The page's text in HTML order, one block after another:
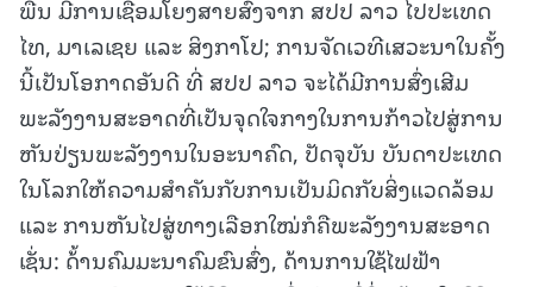
ພື້ນ ມີການເຊື່ອມໂຍງສາຍສົ່ງຈາກ ສປປ ລາວ ໄປປະເທດ
ໄທ, ມາເລເຊຍ ແລະ ສິງກາໂປ; ການຈັດເວທີເສວະນາໃນຄັ້ງ
ນີ້ເປັນໂອກາດອັນດີ ທີ່ ສປປ ລາວ ຈະໄດ້ມີການສົ່ງເສີມ
ພະລັງງານສະອາດທີ່ເປັນຈຸດໃຈກາງໃນການກ້າວໄປສູ່ການ
ຫັນປ່ຽນພະລັງງານໃນອະນາຄົດ, ປັດຈຸບັນ ບັນດາປະເທດ
ໃນໂລກໃຫ້ຄວາມສຳຄັນກັບການເປັນມິດກັບສິ່ງແວດລ້ອມ
ແລະ ການຫັນໄປສູ່ທາງເລືອກໃໝ່ກໍຄືພະລັງງານສະອາດ
ເຊັ່ນ: ດ້້ານຄົມມະນາຄົມຂົນສົ່ງ, ດ້ານການໃຊ້ໄຟຟ້າ